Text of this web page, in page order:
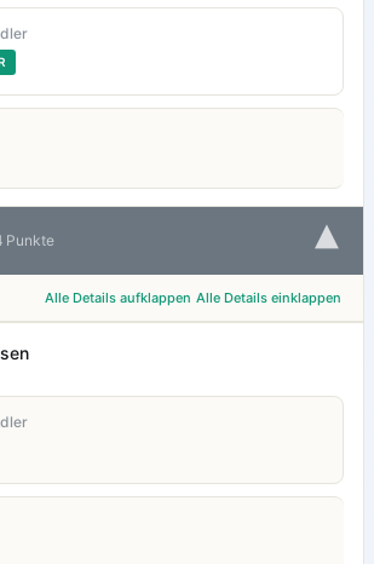
Punkte ▾
Alle Details aufklappen Alle Details einklappen